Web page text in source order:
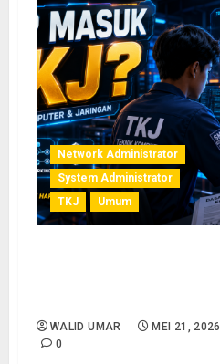
Network Administrator
System Administrator
TKJ
Umum
WALID UMAR
MEI 21, 2026
0